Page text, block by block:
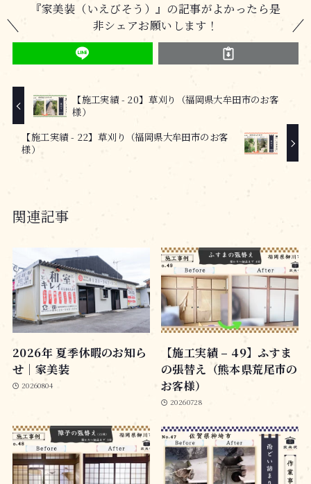
『家美装（いえびそう）』の記事がよかったら是
非シェアお願いします！
【施工実績 - 20】草刈り（福岡県大牟田市のお客
様）
【施工実績 - 22】草刈り（福岡県大牟田市のお客
様）
関連記事
2026年 夏季休暇のお知ら
せ｜家美装
20260804
【施工実績 – 49】ふすま
の張替え（熊本県荒尾市の
お客様）
20260728